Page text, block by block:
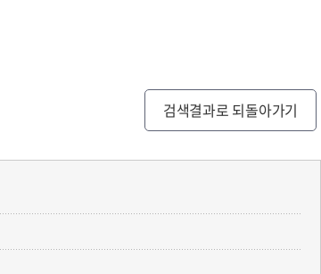
검색결과로 되돌아가기